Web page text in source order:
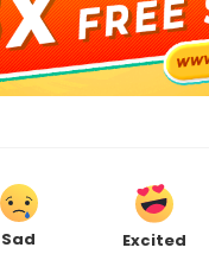
Sad Excited